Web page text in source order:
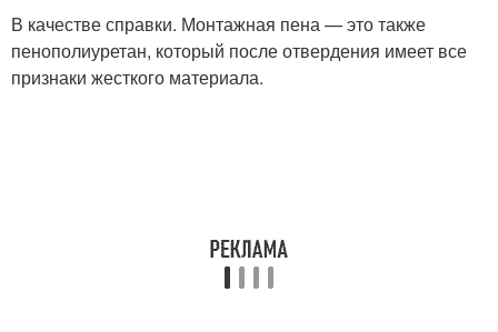
В качестве справки. Монтажная пена — это также
пенополиуретан, который после отвердения имеет все
признаки жесткого материала.